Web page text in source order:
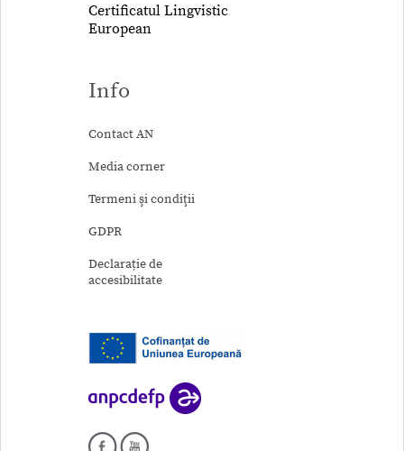
Certificatul Lingvistic
European
Info
Contact AN
Media corner
Termeni şi condiţii
GDPR
Declarație de
accesibilitate